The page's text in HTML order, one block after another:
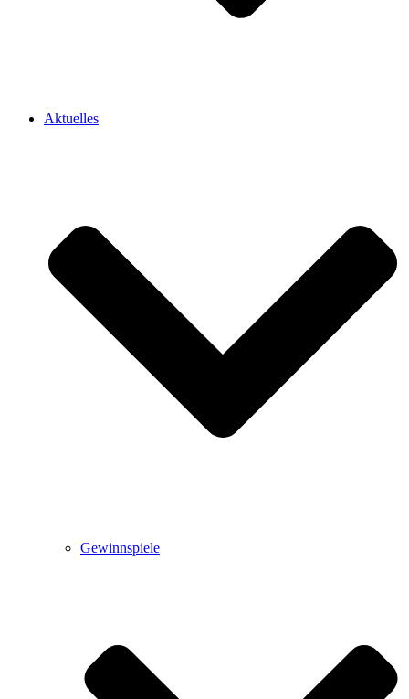
Aktuelles
Gewinnspiele